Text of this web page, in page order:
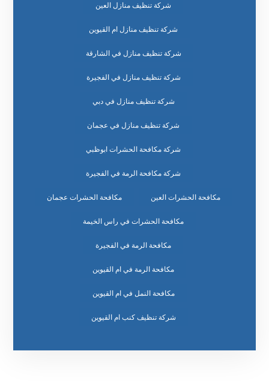
شركة تنظيف منازل العين
شركة تنظيف منازل ام القيوين
شركة تنظيف منازل في الشارقة
شركة تنظيف منازل في الفجيرة
شركة تنظيف منازل في دبي
شركة تنظيف منازل في عجمان
شركة مكافحة الحشرات ابوظبي
شركة مكافحة الرمة في الفجيرة
مكافحة الحشرات العين مكافحة الحشرات عجمان
مكافحة الحشرات في راس الخيمة
مكافحة الرمة في الفجيرة
مكافحة الرمة في ام القيوين
مكافحة النمل في ام القيوين